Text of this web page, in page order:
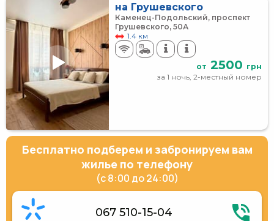
на Грушевского
Каменец-Подольский, проспект
Грушевского, 50А
1.4 км
от 2500 грн
за 1 ночь, 2-местный номер
Бесплатно подберем и забронируем вам
жилье по телефону
(с 8:00 до 24:00)
067 510-15-04